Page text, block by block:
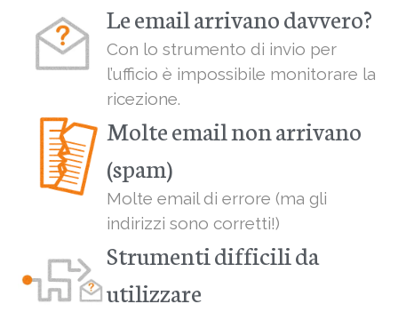
Le email arrivano davvero?
Con lo strumento di invio per
l’ufficio è impossibile monitorare la
ricezione.
Molte email non arrivano
(spam)
Molte email di errore (ma gli
indirizzi sono corretti!)
Strumenti difficili da
utilizzare